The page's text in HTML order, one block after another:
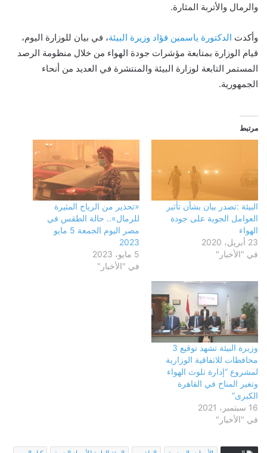
والرمال والأتربة المثارة.‏
وأكدت الدكتورة ياسمين فؤاد وزيرة البيئة، في بيان للوزارة اليوم،
قيام الوزارة بمتابعة مؤشرات جودة الهواء من خلال منظومة الرصد
المستمر ‏التابعة لوزارة البيئة والمنتشرة في العديد من أنحاء
الجمهورية.
مرتبط
البيئة :تصدر بيان بشأن تأثير
العوامل الجوية على جودة
الهواء
23 أبريل، 2020
في "الأخبار"
«تحذير من الرياح المثيرة
للرمال».. حالة الطقس في
مصر اليوم الجمعة 5 مايو
2023
5 مايو، 2023
في "الأخبار"
وزيرة البيئة تشهد توقيع 3
محافظات للاتفاقية الوزارية
لمشروع “إدارة تلوث الهواء
وتغير المناخ في القاهرة
الكبرى”
16 سبتمبر، 2021
في "الأخبار"